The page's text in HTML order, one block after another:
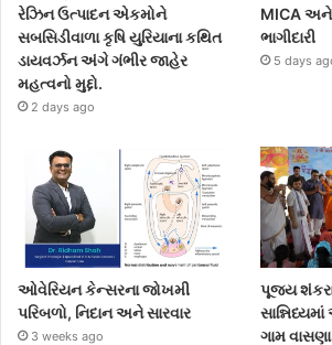
રેઝિન ઉત્પાદન એકમોને
સબસિડીવાળા કૃષિ યુરિયાના કથિત
ડાયવર્ઝન અંગે ગંભીર જાહેર
મહત્વનો મુદ્દો.
2 days ago
MICA
ભાગીદારી
5 days
ઓવેરિયન કેન્સરના જોખમી
પરિબળો, નિદાન અને સારવાર
3 weeks ago
પૂજ્ય
ગામ